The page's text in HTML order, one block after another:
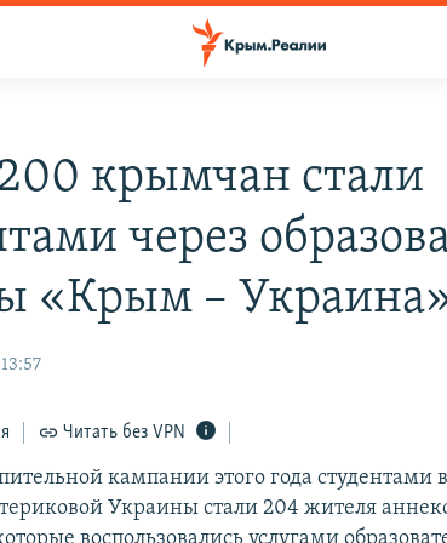
крымчан стали
через
«Крым –
Читать без VPN
кампании этого года
Украины стали 204 жителя